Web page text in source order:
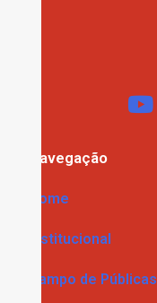
Navegação
Home
Institucional
Campo de Públicas